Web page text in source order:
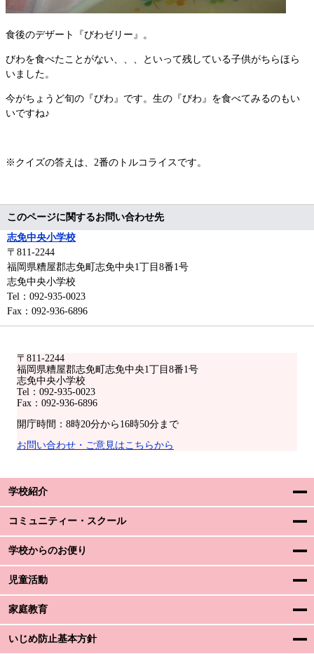
〒811-2244
福岡県糟屋郡志免町志免中央1丁目8番1号
志免中央小学校
Tel：092-935-0023
Fax：092-936-6896
開庁時間：8時20分から16時50分まで
お問い合わせ・ご意見はこちらから
学校紹介
コミュニティー・スクール
学校からのお便り
児童活動
家庭教育
いじめ防止基本方針
食後のデザート『びわゼリー』。
びわを食べたことがない、、、といって残している子供がちらほら
いました。
今がちょうど旬の『びわ』です。生の『びわ』を食べてみるのもい
いですね♪
※クイズの答えは、2番のトルコライスです。
このページに関するお問い合わせ先
志免中央小学校
〒811-2244
福岡県糟屋郡志免町志免中央1丁目8番1号
志免中央小学校
Tel：092-935-0023
Fax：092-936-6896